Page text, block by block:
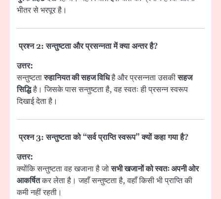
भीतर से भरपूर है।
प्रश्न 2: सन्तुष्टता और प्रसन्नता में क्या अन्तर है?
उत्तर:
सन्तुष्टतारुहानियत की सहज विधिहै और प्रसन्नता उसकीसहज
सिद्धिहै। जिसके पास सन्तुष्टता है, वह स्वतः ही प्रसन्न स्वरूप
दिखाई देता है।
प्रश्न 3: सन्तुष्टता को “सर्व प्राप्ति स्वरूप” क्यों कहा गया है?
उत्तर:
क्योंकि सन्तुष्टता वह खजाना है जोसभी खजानों को स्वतः अपनी ओर
आकर्षितकर लेता है। जहाँ सन्तुष्टता है, वहाँ किसी भी प्राप्ति की
कमी नहीं रहती।